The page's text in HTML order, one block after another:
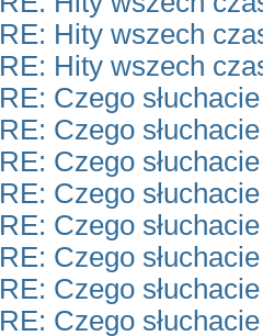
RE: Hity wszech
RE: Hity wszech
RE: Czego
RE: Czego
RE: Czego
RE: Czego
RE: Czego
RE: Czego
RE: Czego
RE: Czego